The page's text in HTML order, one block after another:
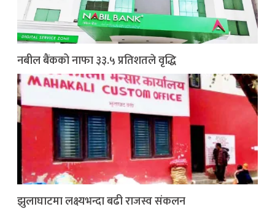
नबील बैंकको नाफा ३३.५ प्रतिशतले वृद्धि
झुलाघाटमा लक्ष्यभन्दा बढी राजस्व संकलन